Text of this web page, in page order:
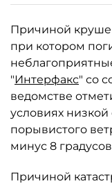
Причиной
при котором
"Интерфакс" со
ведомстве
условиях низкой
порывистого
минус 8
Причиной